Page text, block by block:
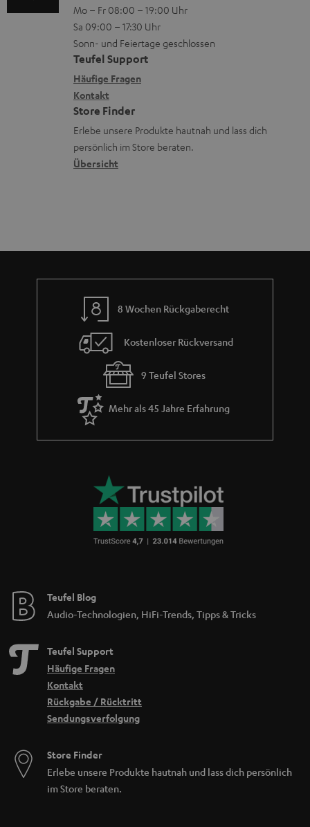
V
e
r
s
a
n
d
z
u
r
G
a
r
a
n
r
ä
t
e
R
ü
c
k
m
-
L
e
x
i
k
o
n
n
t
a
k
t
d
a
t
Mo – Fr 08:00 – 19:00 Uhr
Sa 09:00 – 17:30 Uhr
Sonn- und Feiertage geschlossen
Teufel Support
Häufige Fragen
Kontakt
Store Finder
Erlebe unsere Produkte hautnah und lass dich
persönlich im Store beraten.
Übersicht
8 Wochen Rückgaberecht
Kostenloser Rückversand
9 Teufel Stores
Mehr als 45 Jahre Erfahrung
Teufel Blog
Audio-Technologien, HiFi-Trends, Tipps & Tricks
Teufel Support
Häufige Fragen
Kontakt
Rückgabe / Rücktritt
Sendungsverfolgung
Store Finder
Erlebe unsere Produkte hautnah und lass dich persönlich
im Store beraten.